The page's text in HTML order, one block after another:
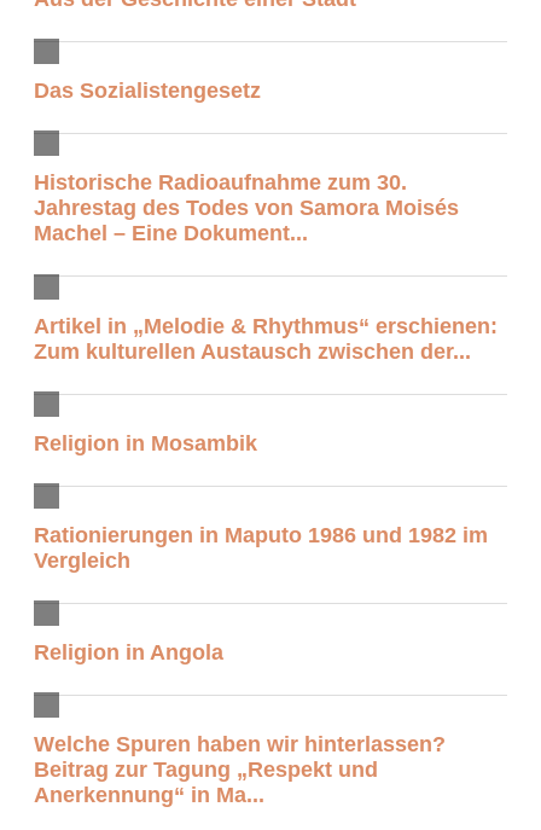
Das Sozialistengesetz
Historische Radioaufnahme zum 30.
Jahrestag des Todes von Samora Moisés
Machel – Eine Dokument...
Artikel in „Melodie & Rhythmus“ erschienen:
Zum kulturellen Austausch zwischen der...
Religion in Mosambik
Rationierungen in Maputo 1986 und 1982 im
Vergleich
Religion in Angola
Welche Spuren haben wir hinterlassen?
Beitrag zur Tagung „Respekt und
Anerkennung“ in Ma...